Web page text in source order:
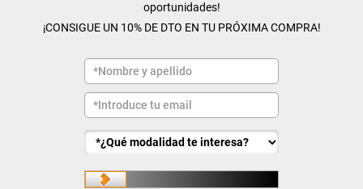
oportunidades!
¡CONSIGUE UN 10% DE DTO EN TU PRÓXIMA COMPRA!